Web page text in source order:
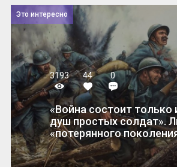
Это интересно
3193 44 0
«Война состоит только
душ простых солдат».
«потерянного